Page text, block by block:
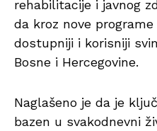
rehabilitacije i javnog
da kroz nove
dostupniji i korisniji
Bosne i Hercegovine.
Naglašeno je da je
bazen u svakodnevni